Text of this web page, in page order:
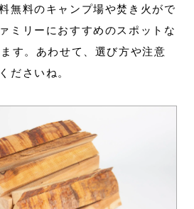
無料のキャンプ場や焚き火がで
ミリーにおすすめのスポットな
す。あわせて、選び方や注意
ださいね。